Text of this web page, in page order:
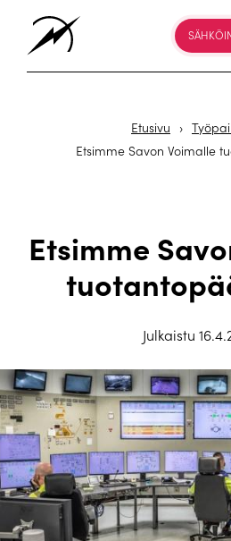
Etusivu ›
Etsimme Savon Voimalle
Etsimme
Julkaistu